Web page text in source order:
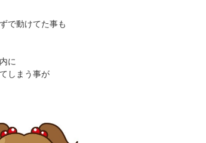
で動けてた事も
に
しまう事が